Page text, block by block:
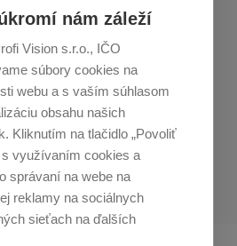
nám záleží
Vision s.r.o., IČO
súbory cookies na
webu a s vaším súhlasom
obsahu našich
Kliknutím na tlačidlo „Povoliť
využívaním cookies a
správaní na webe na
reklamy na sociálnych
sieťach na ďalších
naInstagrame